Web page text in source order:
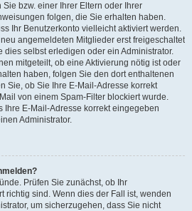
bzw. einer Ihrer Eltern oder Ihrer
folgen, die Sie erhalten haben.
Ihr Benutzerkonto vielleicht aktiviert werden.
angemeldeten Mitglieder erst freigeschaltet
dies selbst erledigen oder ein Administrator.
mitgeteilt, ob eine Aktivierung nötig ist oder
haben, folgen Sie den dort enthaltenen
Sie, ob Sie Ihre E-Mail-Adresse korrekt
von einem Spam-Filter blockiert wurde.
Ihre E-Mail-Adresse korrekt eingegeben
Administrator.
Prüfen Sie zunächst, ob Ihr
richtig sind. Wenn dies der Fall ist, wenden
um sicherzugehen, dass Sie nicht